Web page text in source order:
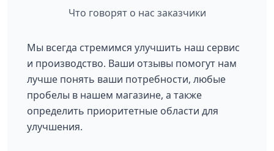
Что говорят о нас заказчики
Мы всегда стремимся улучшить наш сервис
и производство. Ваши отзывы помогут нам
лучше понять ваши потребности, любые
пробелы в нашем магазине, а также
определить приоритетные области для
улучшения.